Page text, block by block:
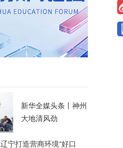
新华全媒头条丨 神州
大地清风劲
辽宁打造营商环境“好口